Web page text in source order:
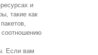
и
такие как
Если вам